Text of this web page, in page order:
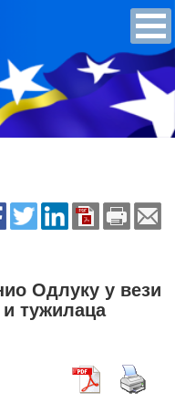
Одлуку у вези
тужилаца